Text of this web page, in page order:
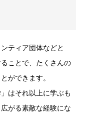
ティア団体などと
ことで、たくさんの
ができます。
はそれ以上に学ぶも
がる素敵な経験にな